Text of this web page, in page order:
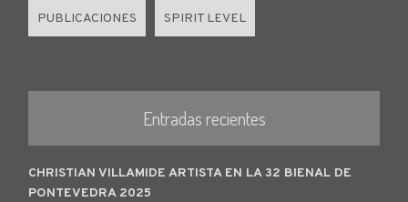
PUBLICACIONES SPIRIT LEVEL
Entradas recientes
CHRISTIAN VILLAMIDE ARTISTA EN LA 32 BIENAL DE
PONTEVEDRA 2025